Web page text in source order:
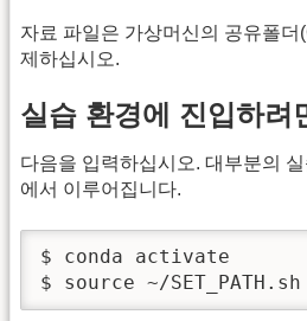
자료 파일은 가상머신의 공유폴더
제하십시오.
실습 환경에 진입하려
다음을 입력하십시오. 대부분의
에서 이루어집니다.
$ conda activate
$ source ~/SET_PATH.sh